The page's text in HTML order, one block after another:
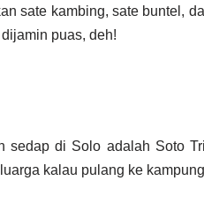
sate kambing, sate buntel,
puas, deh!
sedap di Solo adalah Soto
kalau pulang ke